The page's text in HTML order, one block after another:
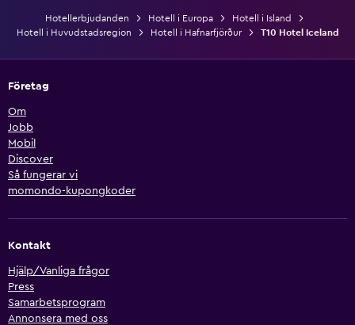
Hotellerbjudanden Hotell i Europa
Hotell i Island
Hotell i Huvudstadsregion
Hotell i Hafnarfjörður T10 Hotel Iceland
Företag
Om
Jobb
Mobil
Discover
Så fungerar vi
momondo-kupongkoder
Kontakt
Hjälp/Vanliga frågor
Press
Samarbetsprogram
Annonsera med oss